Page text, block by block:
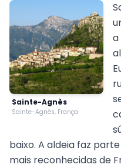
Sainte-Agnès
Sainte-Agnès, França
a
baixo. A aldeia faz
mais reconhecidas de